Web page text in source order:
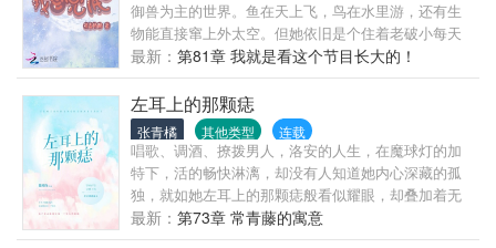
吧！这辈子不给你卷成985怎么对得起重生这一次？秦
枫：老婆求放过……除了学习我干啥都行！林惜锐：
上辈子看上你的脸和人，这辈子老娘除了没有上辈子
的“黑历史”，其他要啥没有？你看着办吧……秦枫：我
学，我绝对往死里学！
做那最尊贵的女人。帝王勾唇笑道：“普天之下，莫非
王土。”丁含璋站淡淡道：“那我便要入主中宫，尊皇后
之位。一人之上，万人之下。“
御兽为主的世界。鱼在天上飞，鸟在水里游，还有生
物能直接窜上外太空。但她依旧是个住着老破小每天
为钱发愁的穷苦初中生。简直穿越了个寂寞。唯一不
同的是，她的脑海中多出了一本书——路边的小鸟只
能进化到二阶段？被进化材料卡脖子？作为传说中的
神兽却无法进化？……对此，辛意表示：“宠兽不能进
化，有没有可能只是缺个合适的配方？”于是，小鸟变
成了龙，进化材料有了平替，帮神兽进化甚至成为了
培育师的必修课。到后来，御兽师和宠兽们达成了一
个共识——进化有问题？找那位培育师不就好了？
最新： 第81章 我就是看这个节目长大的！
左耳上的那颗痣
张青橘 其他类型 连载
唱歌、调酒、撩拨男人，洛安的人生，在魔球灯的加
特下，活的畅快淋漓，却没有人知道她内心深藏的孤
独，就如她左耳上的那颗痣般看似耀眼，却叠加着无
尽的忧伤，只配活在黑暗。五岁妈妈离家，六岁林叔
叔和余熙阿姨情感崩塌，十岁遭遇车祸永远失去爸
最新： 第73章 常青藤的寓意